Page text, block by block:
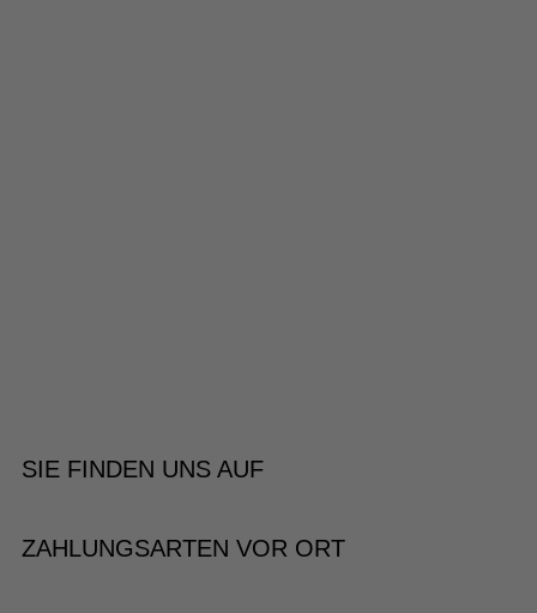
SIE FINDEN UNS AUF
ZAHLUNGSARTEN VOR ORT